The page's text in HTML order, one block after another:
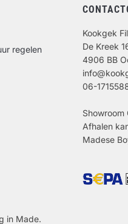
regelen
in Made.
Kookgek
De Kreek
4906 BB
06-
Afhalen
Madese